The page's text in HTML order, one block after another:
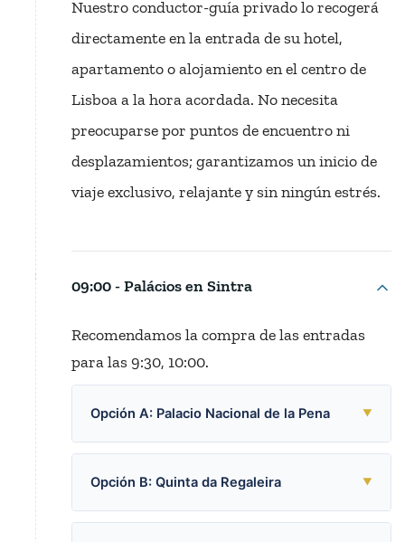
Nuestro conductor-guía privado lo recogerá
directamente en la entrada de su hotel,
apartamento o alojamiento en el centro de
Lisboa a la hora acordada. No necesita
preocuparse por puntos de encuentro ni
desplazamientos; garantizamos un inicio de
viaje exclusivo, relajante y sin ningún estrés.
09:00 - Palácios en Sintra
Recomendamos la compra de las entradas
para las 9:30, 10:00.
Opción A: Palacio Nacional de la Pena ▼
Opción B: Quinta da Regaleira ▼